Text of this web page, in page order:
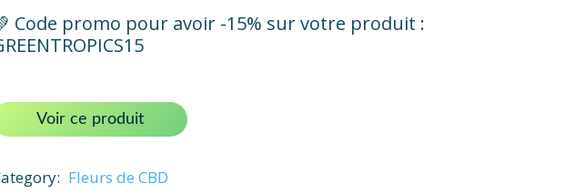
Code promo pour avoir -15% sur votre produit :
Voir ce produit
Fleurs de CBD